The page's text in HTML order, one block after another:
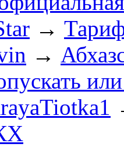
→
→